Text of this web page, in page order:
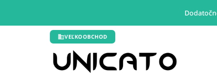
Prejsť
VEĽKOOBCHOD